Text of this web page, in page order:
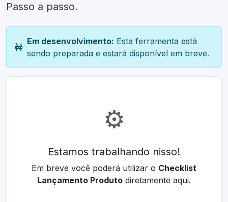
Passo a passo.
🚧
Em desenvolvimento: Esta ferramenta está
sendo preparada e estará disponível em breve.
⚙️
Estamos trabalhando nisso!
Em breve você poderá utilizar o Checklist
Lançamento Produto diretamente aqui.